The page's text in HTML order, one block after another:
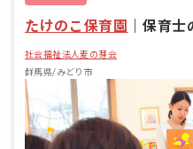
たけのこ保育園 ｜保育士
社会福祉法人麦の芽会
群馬県/みどり市